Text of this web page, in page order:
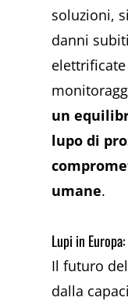
soluzioni,
danni
un
lupo di
umane.
Lupi in
Il futuro
dalla